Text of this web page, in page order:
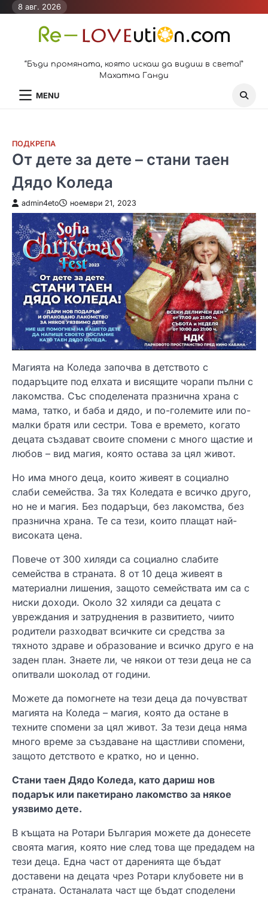
Skip8 авг. 2026
“Бъди промяната, която искаш да видиш в света!”
Махатма Ганди
MENU
ПОДКРЕПА
От дете за дете – стани таен
Дядо Коледа
admin4eto ноември 21, 2023
Магията на Коледа започва в детството с
подаръците под елхата и висящите чорапи пълни с
лакомства. Със споделената празнична храна с
мама, татко, и баба и дядо, и по-големите или по-
малки братя или сестри. Това е времето, когато
децата създават своите спомени с много щастие и
любов – вид магия, която остава за цял живот.
Но има много деца, които живеят в социално
слаби семейства. За тях Коледата е всичко друго,
но не и магия. Без подаръци, без лакомства, без
празнична храна. Те са тези, които плащат най-
високата цена.
Повече от 300 хиляди са социално слабите
семейства в страната. 8 от 10 деца живеят в
материални лишения, защото семействата им са с
ниски доходи. Около 32 хиляди са децата с
увреждания и затруднения в развитието, чиито
родители разходват всичките си средства за
тяхното здраве и образование и всичко друго е на
заден план. Знаете ли, че някои от тези деца не са
опитвали шоколад от години.
Можете да помогнете на тези деца да почувстват
магията на Коледа – магия, която да остане в
техните спомени за цял живот. За тези деца няма
много време за създаване на щастливи спомени,
защото детството е кратко, но и ценно.
Стани таен Дядо Коледа, като дариш нов
подарък или пакетирано лакомство за някое
уязвимо дете.
В къщата на Ротари България можете да донесете
своята магия, която ние след това ще предадем на
тези деца. Една част от даренията ще бъдат
доставени на децата чрез Ротари клубовете ни в
страната. Останалата част ще бъдат споделени